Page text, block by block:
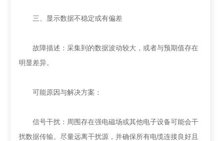
三、显示数据不稳定或有偏差
故障描述：采集到的数据波动较大，或者与预期值存在
明显差异。
可能原因与解决方案：
信号干扰：周围存在强电磁场或其他电子设备可能会干
扰数据传输。尽量远离干扰源，并确保所有电缆连接良好且